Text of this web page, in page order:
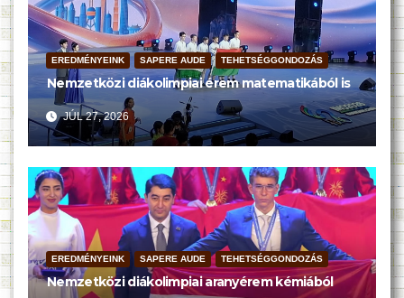
EREDMÉNYEINK SAPERE AUDE TEHETSÉGGONDOZÁS
Nemzetközi diákolimpiai érem matematikából is
JÚL 27, 2026
EREDMÉNYEINK SAPERE AUDE TEHETSÉGGONDOZÁS
Nemzetközi diákolimpiai aranyérem kémiából